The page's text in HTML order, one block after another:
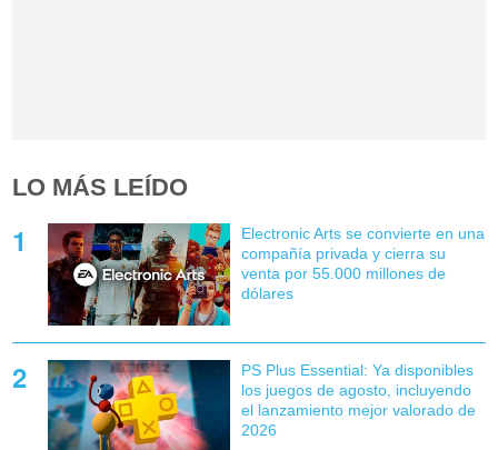
LO MÁS LEÍDO
Electronic Arts se convierte en una
compañía privada y cierra su
venta por 55.000 millones de
dólares
PS Plus Essential: Ya disponibles
los juegos de agosto, incluyendo
el lanzamiento mejor valorado de
2026